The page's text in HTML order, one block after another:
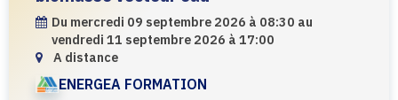
Du mercredi 09 septembre 2026 à 08:30 au
vendredi 11 septembre 2026 à 17:00
A distance
ENERGEA FORMATION